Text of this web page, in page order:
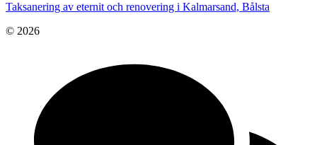
Taksanering av eternit och renovering i Kalmarsand, Bålsta
© 2026